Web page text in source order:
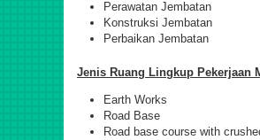
Perawatan Jembatan
Konstruksi Jembatan
Perbaikan Jembatan
Jenis Ruang Lingkup Pekerjaan
Earth Works
Road Base
Road base course with